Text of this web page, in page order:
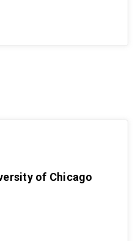
of Chicago